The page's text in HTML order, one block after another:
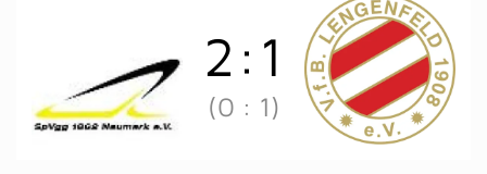
2 : 1
(0 : 1)